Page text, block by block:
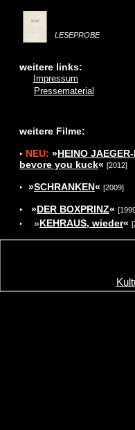
LESEPROBE
weitere links:
Impressum
Pressematerial
weitere Filme:
‣ NEU: »HEINO
bevore you kuck« [2012]
‣ »SCHRANKEN« [2009]
‣ »DER BOXPRINZ«
‣ »KEHRAUS, wieder«